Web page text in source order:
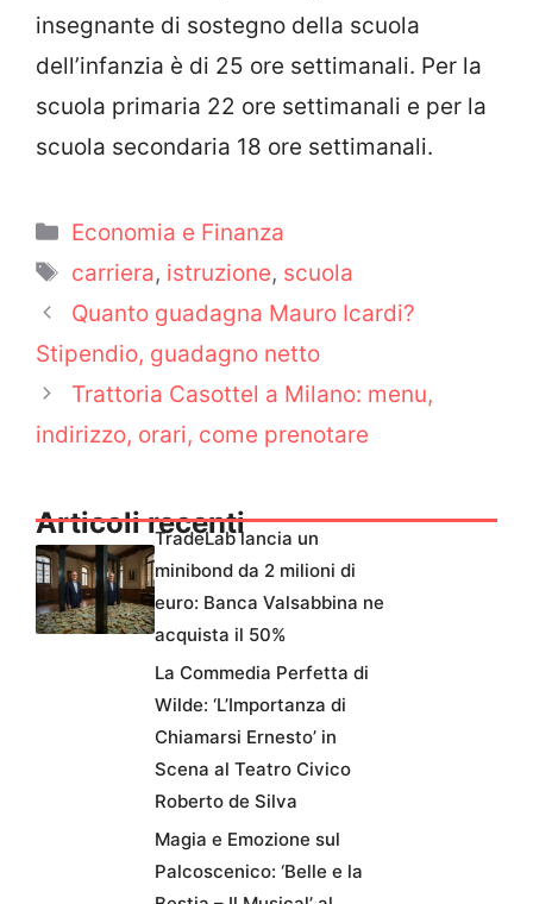
insegnante di sostegno della scuola
dell’infanzia è di 25 ore settimanali. Per la
scuola primaria 22 ore settimanali e per la
scuola secondaria 18 ore settimanali.
Categorie
Economia e Finanza
Tag
carriera, istruzione, scuola
Quanto guadagna Mauro Icardi?
Stipendio, guadagno netto
Trattoria Casottel a Milano: menu,
indirizzo, orari, come prenotare
Articoli recenti
TradeLab lancia un
minibond da 2 milioni di
euro: Banca Valsabbina ne
acquista il 50%
La Commedia Perfetta di
Wilde: ‘L’Importanza di
Chiamarsi Ernesto’ in
Scena al Teatro Civico
Roberto de Silva
Magia e Emozione sul
Palcoscenico: ‘Belle e la